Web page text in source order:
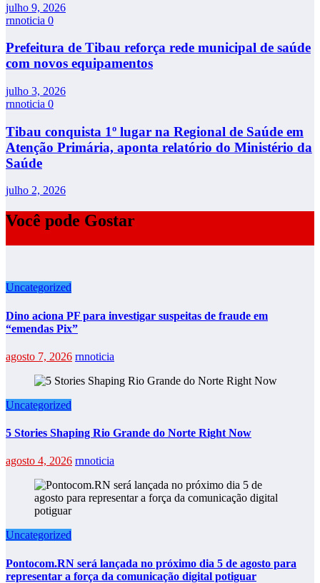
julho 9, 2026
rnnoticia 0
Prefeitura de Tibau reforça rede municipal de saúde
com novos equipamentos
julho 3, 2026
rnnoticia 0
Tibau conquista 1º lugar na Regional de Saúde em
Atenção Primária, aponta relatório do Ministério da
Saúde
julho 2, 2026
Você pode Gostar
Uncategorized
Dino aciona PF para investigar suspeitas de fraude em
“emendas Pix”
agosto 7, 2026 rnnoticia
Uncategorized
5 Stories Shaping Rio Grande do Norte Right Now
agosto 4, 2026 rnnoticia
Uncategorized
Pontocom.RN será lançada no próximo dia 5 de agosto para
representar a força da comunicação digital potiguar